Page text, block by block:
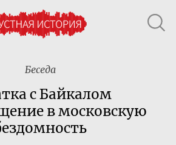
Беседа
с Байкалом
в московскую